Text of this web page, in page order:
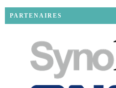
PARTENAIRES